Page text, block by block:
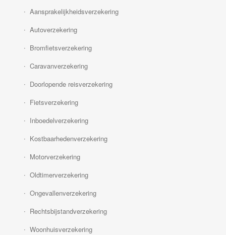
Aansprakelijkheidsverzekering
Autoverzekering
Bromfietsverzekering
Caravanverzekering
Doorlopende reisverzekering
Fietsverzekering
Inboedelverzekering
Kostbaarhedenverzekering
Motorverzekering
Oldtimerverzekering
Ongevallenverzekering
Rechtsbijstandverzekering
Woonhuisverzekering